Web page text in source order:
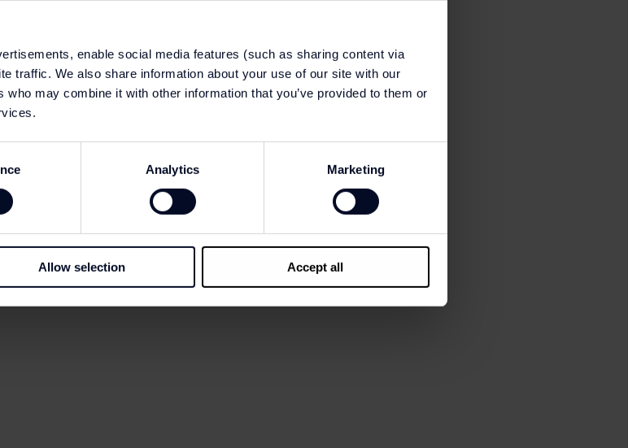
enable social media features (such as sharing content via
traffic. We also share information about your use of our site with our
may combine it with other information that you’ve provided to them or
Analytics Marketing
Allow selection Accept all
Klein €90,90 (PVP €129,90) | Tote bag, Longchamp €230